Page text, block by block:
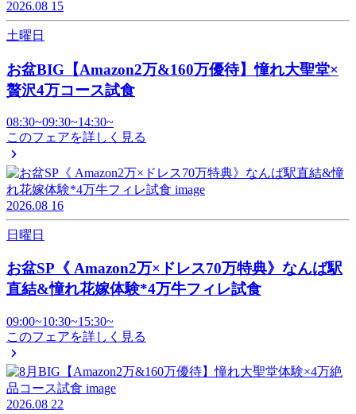
2026.08 15
土曜日
お盆BIG【Amazon2万&160万優待】憧れ大聖堂×
贅沢4万コース試食
08:30~09:30~14:30~
このフェアを詳しく見る
2026.08 16
日曜日
お盆SP《 Amazon2万×ドレス70万特典》なんば駅
直結&憧れ花嫁体験*4万牛フィレ試食
09:00~10:30~15:30~
このフェアを詳しく見る
2026.08 22